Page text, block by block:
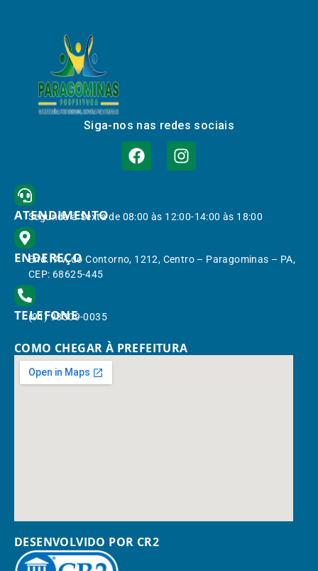
Siga-nos nas redes sociais
ATENDIMENTO
Segunda à Sexta de 08:00 às 12:00-14:00 às 18:00
ENDEREÇO
End.: Av. do Contorno, 1212, Centro – Paragominas – PA,
CEP: 68625-445
TELEFONE
(91) 98309-0035
COMO CHEGAR À PREFEITURA
DESENVOLVIDO POR CR2